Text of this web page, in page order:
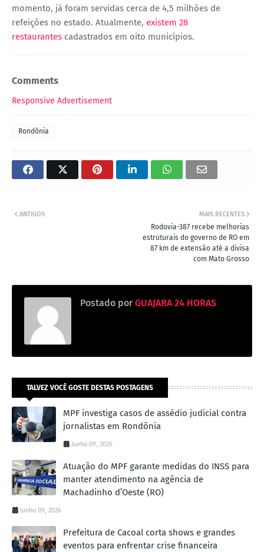
momento, já foram servidas cerca de 4,5 milhões de
refeições no estado. Atualmente, existem 28
restaurantes cadastrados em oito municípios.
Comments
Responsive Advertisement
Rondônia
MAIS RECENTES
Rodovia-387 recebe melhorias
estruturais do governo de RO em
87 km de extensão até a divisa
com Mato Grosso
ANTIGOS
Postado por GUAJARA 24 HORAS
TALVEZ VOCÊ GOSTE DESTAS POSTAGENS
MPF investiga casos de assédio judicial contra
jornalistas em Rondônia
Junho 09, 2026
Atuação do MPF garante medidas do INSS para
manter atendimento na agência de
Machadinho d’Oeste (RO)
Junho 09, 2026
Prefeitura de Cacoal corta shows e grandes
eventos para enfrentar crise financeira